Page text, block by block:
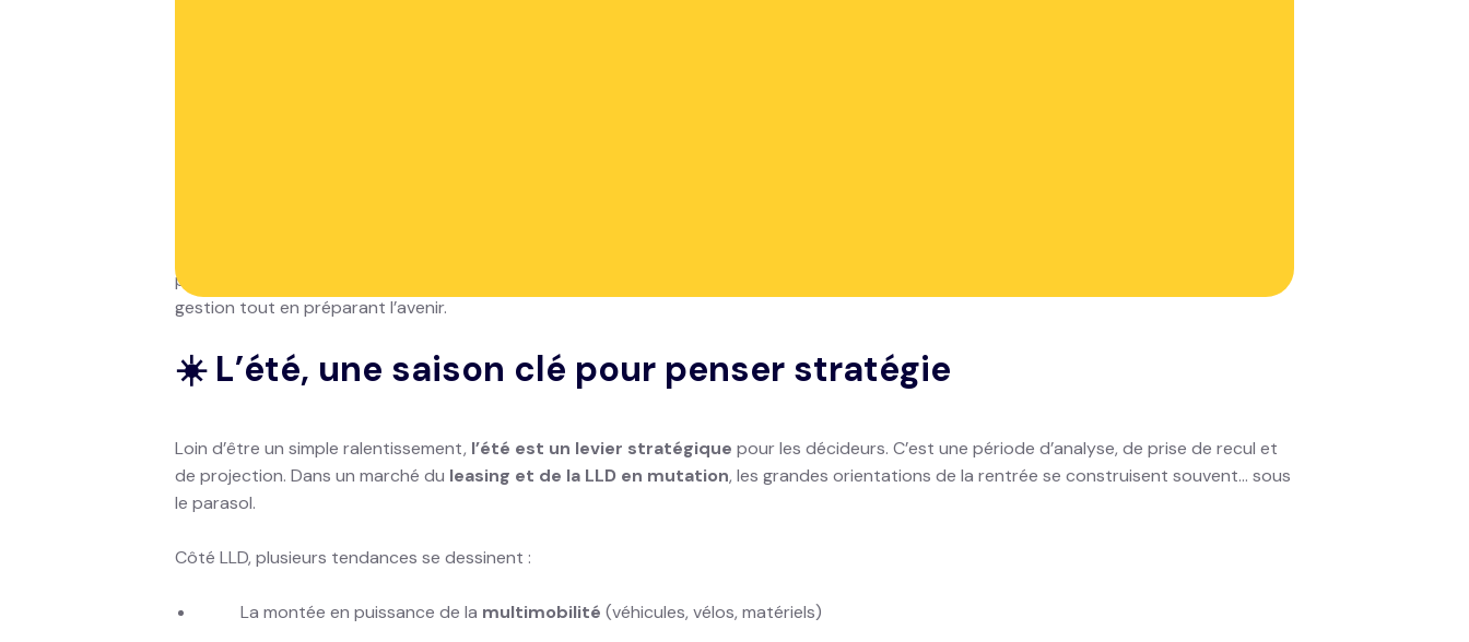
pensée pour les acteurs du financement d’usage et de la location longue durée (LLD) souhaitant garder la maîtrise de leur solution de
gestion tout en préparant l’avenir.
☀️ L’été, une saison clé pour penser stratégie
Loin d’être un simple ralentissement, l’été est un levier stratégique pour les décideurs. C’est une période d’analyse, de prise de recul et
de projection. Dans un marché du leasing et de la LLD en mutation, les grandes orientations de la rentrée se construisent souvent… sous
le parasol.
Côté LLD, plusieurs tendances se dessinent :
La montée en puissance de la multimobilité (véhicules, vélos, matériels)